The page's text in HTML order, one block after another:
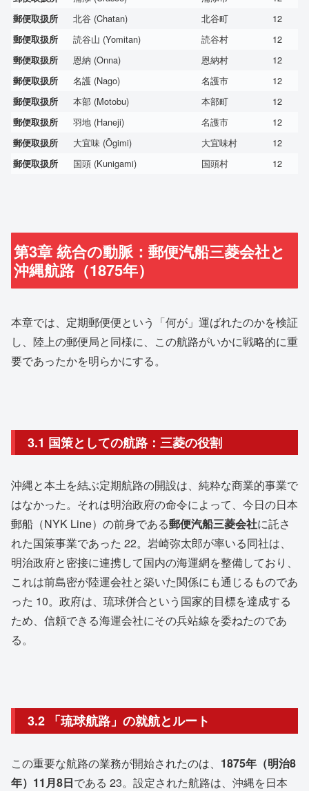
郵便取扱所 北谷 (Chatan) 北谷町 12
郵便取扱所 読谷山 (Yomitan) 読谷村 12
郵便取扱所 恩納 (Onna) 恩納村 12
郵便取扱所 名護 (Nago) 名護市 12
郵便取扱所 本部 (Motobu) 本部町 12
郵便取扱所 羽地 (Haneji) 名護市 12
郵便取扱所 大宜味 (Ōgimi) 大宜味村 12
郵便取扱所 国頭 (Kunigami) 国頭村 12
第3章 統合の動脈：郵便汽船三菱会社と
沖縄航路（1875年）
本章では、定期郵便便という「何が」運ばれたのかを検証
し、陸上の郵便局と同様に、この航路がいかに戦略的に重
要であったかを明らかにする。
3.1 国策としての航路：三菱の役割
沖縄と本土を結ぶ定期航路の開設は、純粋な商業的事業で
はなかった。それは明治政府の命令によって、今日の日本
郵船（NYK Line）の前身である郵便汽船三菱会社に託さ
れた国策事業であった 22。岩崎弥太郎が率いる同社は、
明治政府と密接に連携して国内の海運網を整備しており、
これは前島密が陸運会社と築いた関係にも通じるものであ
った 10。政府は、琉球併合という国家的目標を達成する
ため、信頼できる海運会社にその兵站線を委ねたのであ
る。
3.2 「琉球航路」の就航とルート
この重要な航路の業務が開始されたのは、 1875年（明治8
年）11月8日である 23。設定された航路は、沖縄を日本